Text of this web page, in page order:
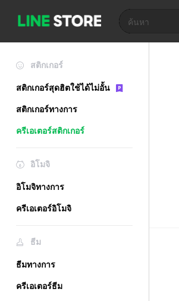
สติกเกอร์
สติกเกอร์สุดฮิตใช้ได้ไม่อั้น
สติกเกอร์ทางการ
ครีเอเตอร์สติกเกอร์
อิโมจิ
อิโมจิทางการ
ครีเอเตอร์อิโมจิ
ธีม
ธีมทางการ
ครีเอเตอร์ธีม